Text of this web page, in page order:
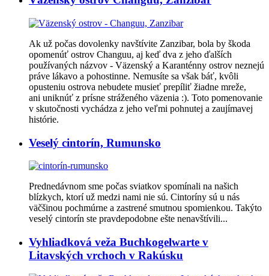
Ak už počas dovolenky navštívite Zanzibar, bola by škoda
opomenúť ostrov Changuu, aj keď dva z jeho ďalších
používaných názvov - Väzenský a Karanténny ostrov neznejú
práve lákavo a pohostinne. Nemusíte sa však báť, kvôli
opusteniu ostrova nebudete musieť prepíliť žiadne mreže,
ani uniknúť z prísne stráženého väzenia :). Toto pomenovanie
v skutočnosti vychádza z jeho veľmi pohnutej a zaujímavej
histórie.
Veselý cintorín, Rumunsko
Prednedávnom sme počas sviatkov spomínali na našich
blízkych, ktorí už medzi nami nie sú. Cintoríny sú u nás
väčšinou pochmúrne a zastrené smutnou spomienkou. Takýto
veselý cintorín ste pravdepodobne ešte nenavštívili...
Vyhliadková veža Buchkogelwarte v
Litavských vrchoch v Rakúsku